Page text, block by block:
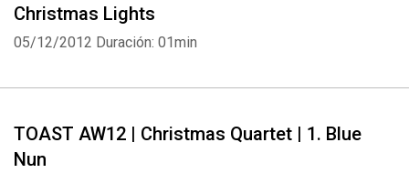
Christmas Lights
05/12/2012 Duración: 01min
TOAST AW12 | Christmas Quartet | 1. Blue
Nun